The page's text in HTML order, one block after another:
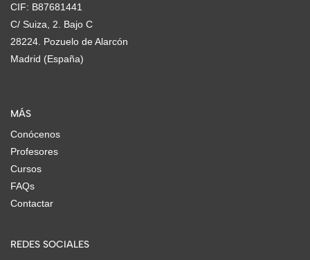
CIF: B87681441
C/ Suiza, 2. Bajo C
28224. Pozuelo de Alarcón
Madrid (España)
MÁS
Conócenos
Profesores
Cursos
FAQs
Contactar
REDES SOCIALES